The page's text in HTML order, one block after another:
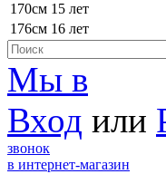
170см 15 лет
176см 16 лет
Мы в
Вход или
звонок
в интернет-магазин